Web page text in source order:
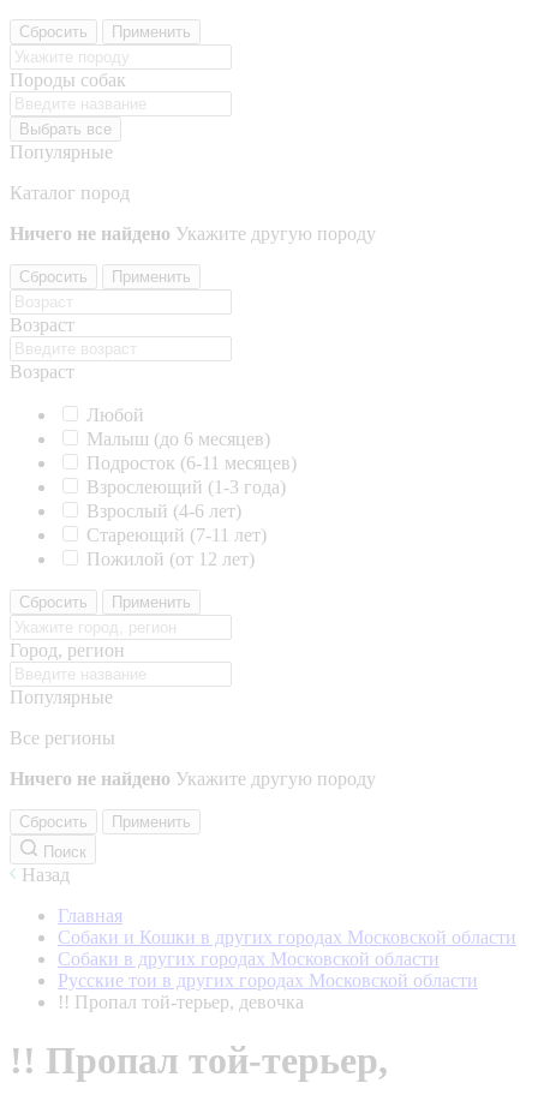
Сбросить Применить
Породы собак
Выбрать все
Популярные
Каталог пород
Ничего не найдено Укажите другую породу
Сбросить Применить
Возраст
Возраст
Любой
Малыш (до 6 месяцев)
Подросток (6-11 месяцев)
Взрослеющий (1-3 года)
Взрослый (4-6 лет)
Стареющий (7-11 лет)
Пожилой (от 12 лет)
Сбросить Применить
Город, регион
Популярные
Все регионы
Ничего не найдено Укажите другую породу
Сбросить
Применить
Поиск
Назад
Главная
Собаки и Кошки в других городах Московской области
Собаки в других городах Московской области
Русские тои в других городах Московской области
!! Пропал той-терьер, девочка
!! Пропал той-терьер,